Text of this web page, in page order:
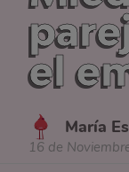
el
María
16 de